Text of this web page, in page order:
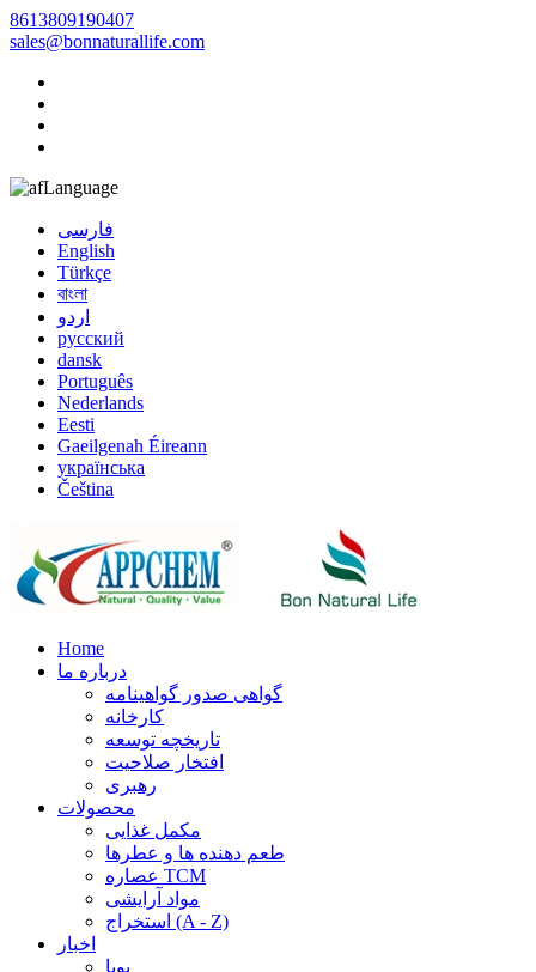
8613809190407
sales@bonnaturallife.com
Language
فارسی
English
Türkçe
বাংলা
اردو
русский
dansk
Português
Nederlands
Eesti
Gaeilgenah Éireann
українська
Čeština
Home
درباره ما
گواهی صدور گواهینامه
کارخانه
تاریخچه توسعه
افتخار صلاحیت
رهبری
محصولات
مکمل غذایی
طعم دهنده ها و عطرها
عصاره TCM
مواد آرایشی
استخراج (A - Z)
اخبار
پویا